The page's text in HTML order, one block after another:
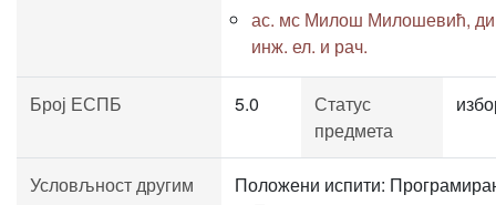
ас. мс Милош Милошевић,
инж. ел. и рач.
Број ЕСПБ 5.0
Статус
предмета
Условљност другим
Положени испити: